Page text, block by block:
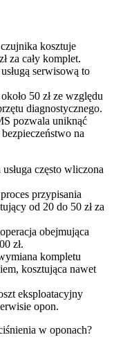
kosztuje
za cały komplet.
serwisową to
50 zł ze względu
diagnostycznego.
pozwala uniknąć
na
często wliczona
przypisania
od 20 do 50 zł za
obejmująca
zł.
kompletu
kosztująca nawet
eksploatacyjny
opon.
w oponach?